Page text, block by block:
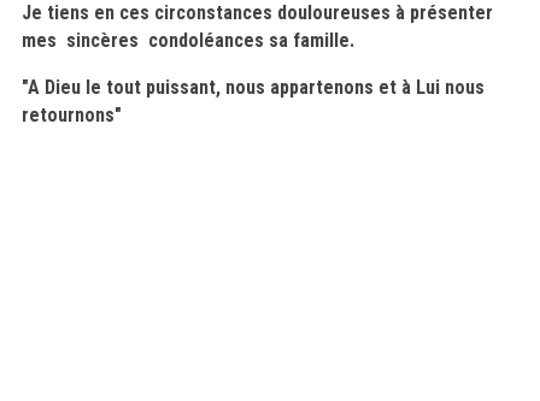
Je tiens en ces circonstances douloureuses à présenter
mes sincères condoléances sa famille.
"A Dieu le tout puissant, nous appartenons et à Lui nous
retournons"